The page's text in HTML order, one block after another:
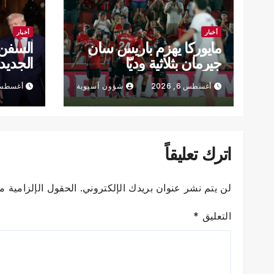
أخبار
مايوركا يهزم باريس سان
جيرمان بثلاثية وديّا
أغسطس 6, 2026 شؤون آسيوية
أخبار
دولار
أغسطس 6,
اترك تعليقاً
لن يتم نشر عنوان بريدك الإلكتروني. الحقول الإلزامية
التعليق *